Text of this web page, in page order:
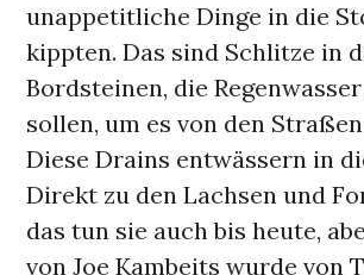
unappetitliche Dinge in die
kippten. Das sind Schlitze in
Bordsteinen, die
sollen, um es von den
Diese Drains entwässern in
Direkt zu den Lachsen und
das tun sie auch bis heute,
von Joe Kambeits wurde von